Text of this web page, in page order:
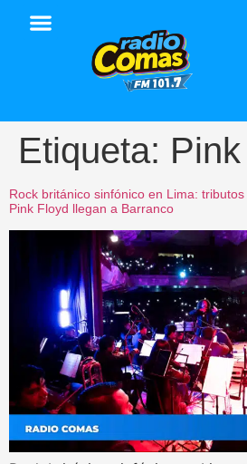
Etiqueta:
Rock británico sinfónico en Lima:
Pink Floyd llegan a Barranco